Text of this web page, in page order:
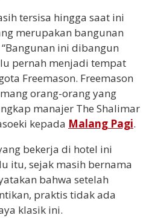
tersisa hingga saat ini
merupakan bangunan
ini dibangun
pernah menjadi tempat
Freemason. Freemason
orang-orang yang
manajer The Shalimar
kepada Malang Pagi.
bekerja di hotel ini
itu, sejak masih bernama
bahwa setelah
praktis tidak ada
klasik ini.